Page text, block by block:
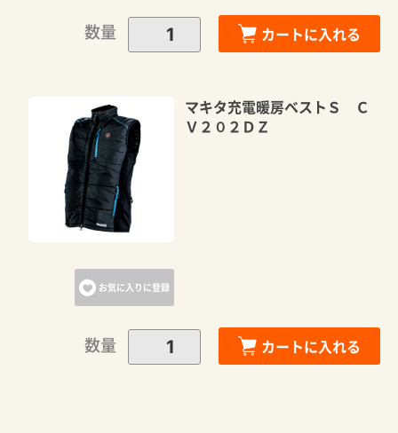
数量 カートに入れる
お気に入りに登録
マキタ充電暖房ベストＳ Ｃ
Ｖ２０２ＤＺ
数量 カートに入れる